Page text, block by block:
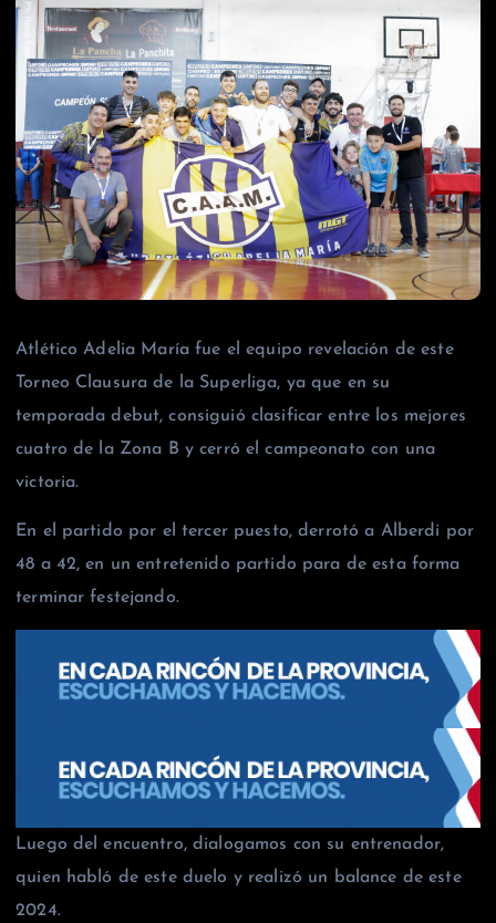
Atlético Adelia María fue el equipo revelación de este
Torneo Clausura de la Superliga, ya que en su
temporada debut, consiguió clasificar entre los mejores
cuatro de la Zona B y cerró el campeonato con una
victoria.
En el partido por el tercer puesto, derrotó a Alberdi por
48 a 42, en un entretenido partido para de esta forma
terminar festejando.
Luego del encuentro, dialogamos con su entrenador,
quien habló de este duelo y realizó un balance de este
2024.